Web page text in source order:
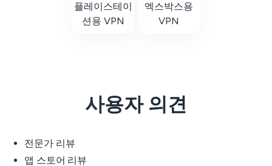
플레이스테이
션용 VPN
엑스박스용
VPN
사용자 의견
전문가 리뷰
앱 스토어 리뷰